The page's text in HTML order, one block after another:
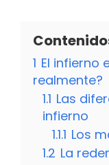
1 El infierno
realmente?
1.1 Las
infierno
1.1.1 Los
1.2 La